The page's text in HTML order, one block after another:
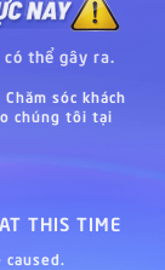
thể gây ra.
sóc khách
chúng tôi tại
THIS TIME